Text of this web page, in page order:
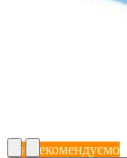
Ми рекомендуємо